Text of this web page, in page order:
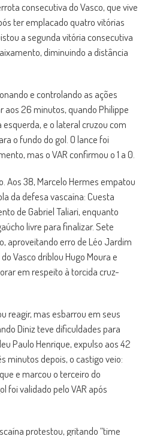
consecutiva do Vasco, que vive
ter emplacado quatro vitórias
a segunda vitória consecutiva
diminuindo a distância
e controlando as ações
aos 26 minutos, quando Philippe
e o lateral cruzou com
o fundo do gol. O lance foi
mas o VAR confirmou o 1 a 0.
Aos 38, Marcelo Hermes empatou
da defesa vascaína: Cuesta
de Gabriel Taliari, enquanto
livre para finalizar. Sete
aproveitando erro de Léo Jardim
Vasco driblou Hugo Moura e
em respeito à torcida cruz-
reagir, mas esbarrou em seus
Diniz teve dificuldades para
Paulo Henrique, expulso aos 42
minutos depois, o castigo veio:
e marcou o terceiro do
foi validado pelo VAR após
protestou, gritando “time